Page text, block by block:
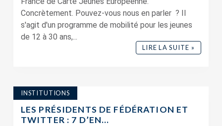
Concrètement. Pouvez-vous nous en parler ? Il
s'agit d'un programme de mobilité pour les jeunes
de 12 à 30 ans,...
LIRE LA SUITE »
INSTITUTIONS
LES PRÉSIDENTS DE FÉDÉRATION ET
TWITTER : 7 D’EN...